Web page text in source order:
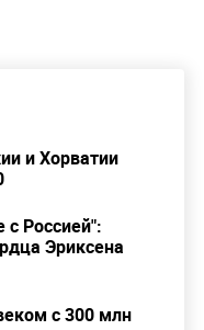
и Хорватии
Россией":
Эриксена
с 300 млн